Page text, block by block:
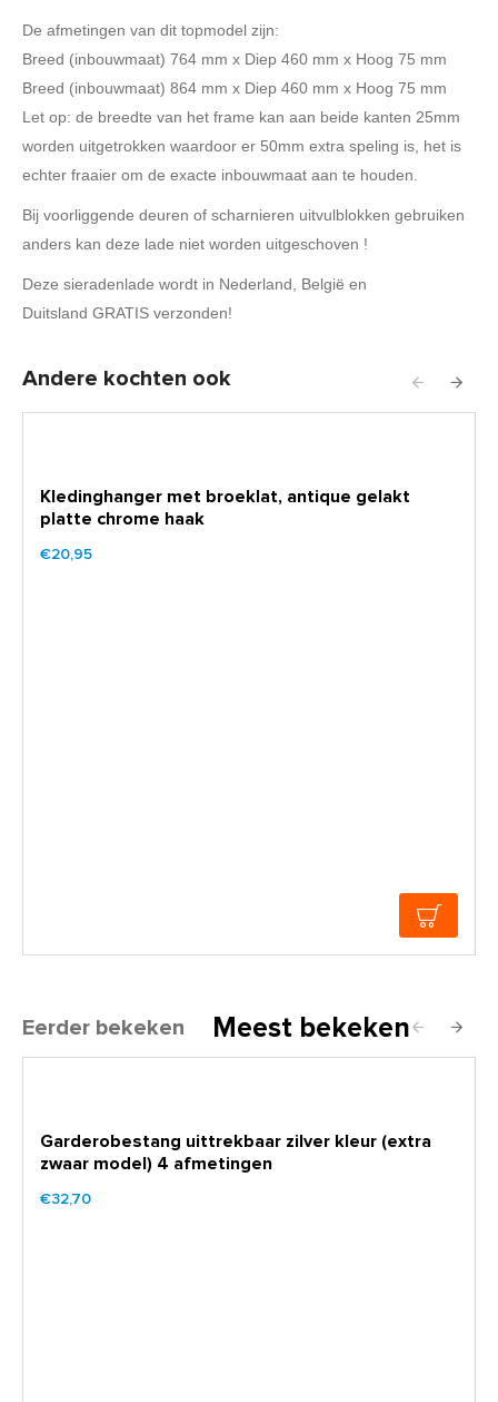
De afmetingen van dit topmodel zijn:
Breed (inbouwmaat) 764 mm x Diep 460 mm x Hoog 75 mm
Breed (inbouwmaat) 864 mm x Diep 460 mm x Hoog 75 mm
Let op: de breedte van het frame kan aan beide kanten 25mm
worden uitgetrokken waardoor er 50mm extra speling is, het is
echter fraaier om de exacte inbouwmaat aan te houden.
Bij voorliggende deuren of scharnieren uitvulblokken gebruiken
anders kan deze lade niet worden uitgeschoven !
Deze sieradenlade wordt in Nederland, België en
Duitsland GRATIS verzonden!
Andere kochten ook
Kledinghanger met broeklat, antique gelakt
platte chrome haak
€20,95
Eerder bekeken Meest bekeken
Garderobestang uittrekbaar zilver kleur (extra
zwaar model) 4 afmetingen
€32,70